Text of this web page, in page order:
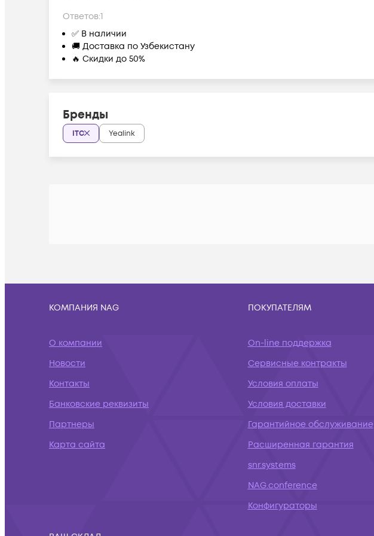
Ответов:1
✅ В наличии
🚚 Доставка по Узбекистану
🔥 Скидки до 50%
Бренды
ITC Yealink
КОМПАНИЯ NAG
О компании
Новости
Контакты
Банковские реквизиты
Партнеры
Карта сайта
ПОКУПАТЕЛЯМ
On-line поддержка
Сервисные контракты
Условия оплаты
Условия доставки
Гарантийное обслуживание
Расширенная гарантия
snr.systems
NAG.conference
Конфигураторы